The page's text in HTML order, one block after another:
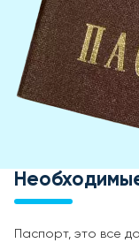
Паспорт, это все